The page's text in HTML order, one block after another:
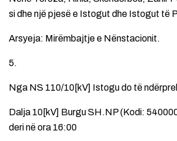
si dhe një pjesë e Istogut dhe Istogut të
Arsyeja: Mirëmbajtje e Nënstacionit.
5.
Nga NS 110/10[kV] Istogu do të
Dalja 10[kV] Burgu SH.NP (Kodi:
deri në ora 16:00